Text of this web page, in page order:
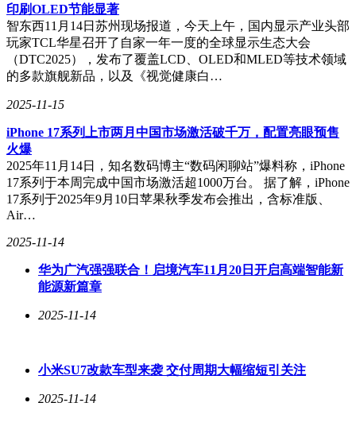
印刷OLED节能显著
智东西11月14日苏州现场报道，今天上午，国内显示产业头部
玩家TCL华星召开了自家一年一度的全球显示生态大会
（DTC2025），发布了覆盖LCD、OLED和MLED等技术领域
的多款旗舰新品，以及《视觉健康白…
2025-11-15
iPhone 17系列上市两月中国市场激活破千万，配置亮眼预售
火爆
2025年11月14日，知名数码博主“数码闲聊站”爆料称，iPhone
17系列于本周完成中国市场激活超1000万台。 据了解，iPhone
17系列于2025年9月10日苹果秋季发布会推出，含标准版、
Air…
2025-11-14
华为广汽强强联合！启境汽车11月20日开启高端智能新
能源新篇章
2025-11-14
小米SU7改款车型来袭 交付周期大幅缩短引关注
2025-11-14